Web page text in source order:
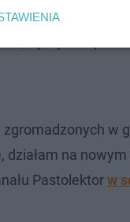
aktorskie
a jedynie
w
na
Pastolektorw